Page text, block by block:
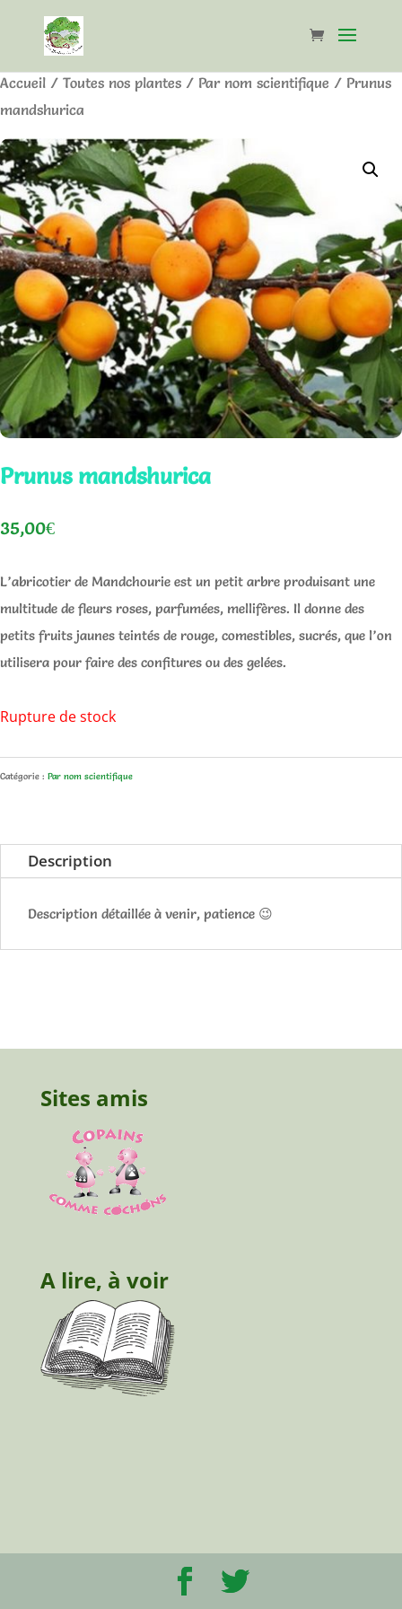
Accueil / Toutes nos plantes / Par nom scientifique / Prunus
mandshurica
Prunus mandshurica
35,00€
L’abricotier de Mandchourie est un petit arbre produisant une
multitude de fleurs roses, parfumées, mellifères. Il donne des
petits fruits jaunes teintés de rouge, comestibles, sucrés, que l’on
utilisera pour faire des confitures ou des gelées.
Rupture de stock
Catégorie : Par nom scientifique
Description
Description détaillée à venir, patience 😉
Sites amis
A lire, à voir